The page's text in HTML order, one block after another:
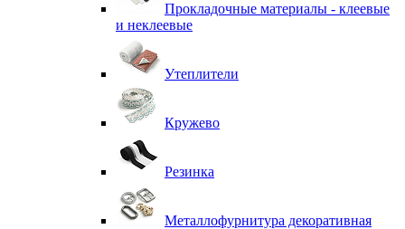
Прокладочные материалы - клеевые
и неклеевые
Утеплители
Кружево
Резинка
Металлофурнитура декоративная